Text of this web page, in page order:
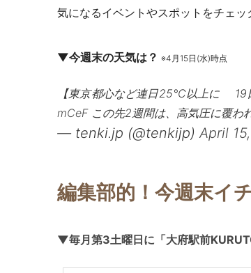
気になるイベントやスポットをチェ
▼今週末の天気は？ ※4月15日(水)時点
【東京都心など連日25℃以上に 19
mCeFこの先2週間は、高気圧に覆わ
— tenki.jp (@tenkijp) April
編集部的！今週末イ
▼毎月第3土曜日に「大府駅前